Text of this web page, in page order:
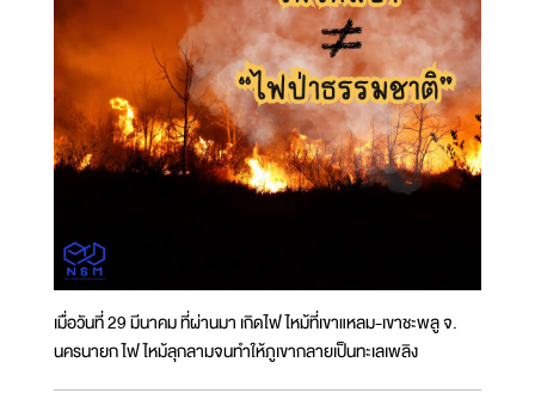
เมื่อวันที่ 29 มีนาคม ที่ผ่านมา เกิดไฟไหม้ที่เขาแหลม-เขาชะพลู จ.
นครนายก ไฟไหม้ลุกลามจนทำให้ภูเขากลายเป็นทะเลเพลิง